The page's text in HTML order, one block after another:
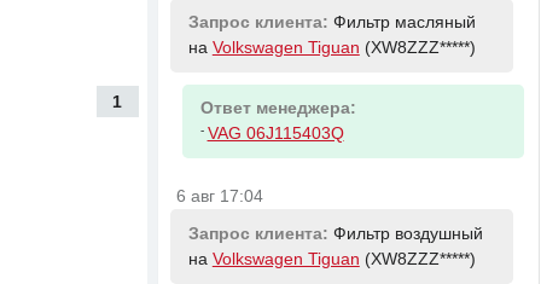
1
Запрос клиента: Фильтр масляный
на Volkswagen Tiguan (XW8ZZZ*****)
Ответ менеджера:
- VAG 06J115403Q
6 авг 17:04
Запрос клиента: Фильтр воздушный
на Volkswagen Tiguan (XW8ZZZ*****)